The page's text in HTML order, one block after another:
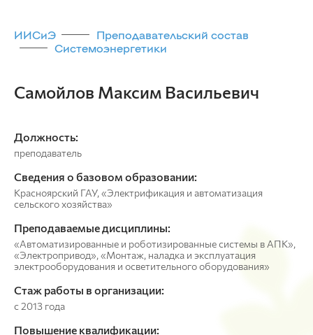
ИИСиЭ
Преподавательский состав
Системоэнергетики
Самойлов Максим Васильевич
Должность:
преподаватель
Сведения о базовом образовании:
Красноярский ГАУ, «Электрификация и автоматизация
сельского хозяйства»
Преподаваемые дисциплины:
«Автоматизированные и роботизированные системы в АПК»,
«Электропривод», «Монтаж, наладка и эксплуатация
электрооборудования и осветительного оборудования»
Стаж работы в организации:
с 2013 года
Повышение квалификации: